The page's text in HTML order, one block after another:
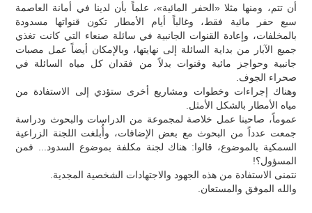
أن تتم، ومنها مثلا «الحفر المائية»، علماً بأن لدينا في أمانة العاصمة
سبع حفر مائية فقط، وغالباً أيام الأمطار تكون قنواتها مسدودة
بالمخلفات، وإعادة القنوات الجانبية في سائلة صنعاء التي كانت تغذي
جميع الآبار من بداية السائلة إلى نهايتها، وبالإمكان أيضاً عمل مصبات
جانبية وحواجز مائية وقنوات بدلاً من فقدان كل مياه السائلة في
صحراء الجوف.
وهناك إجراءات وخطوات ومشاريع أخرى ستؤدي إلى الاستفادة من
مياه الأمطار بالشكل الأمثل.
عموماً، صاحبنا عمل خلاصة لمجموعة من الدراسات والبحوث ودراسة
جمعت عدداً من البحوث مع بعض الإضافات، وأُبلغت اللجنة الزراعية
السمكية بالموضوع، قالوا: هناك لجنة مكلفة بموضوع السدود... فمن
المسؤول؟!
نتمنى الاستفادة من هذه الجهود والاجتهادات الشخصية المجدية.
والله الموفق والمستعان.